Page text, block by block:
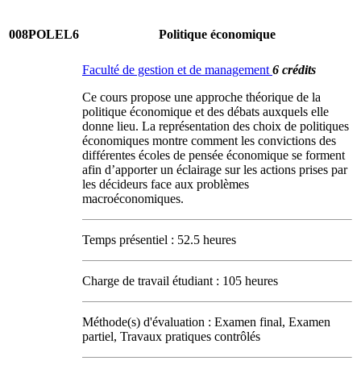
008POLEL6 Politique économique
Faculté de gestion et de management 6 crédits
Ce cours propose une approche théorique de la
politique économique et des débats auxquels elle
donne lieu. La représentation des choix de politiques
économiques montre comment les convictions des
différentes écoles de pensée économique se forment
afin d’apporter un éclairage sur les actions prises par
les décideurs face aux problèmes
macroéconomiques.
Temps présentiel : 52.5 heures
Charge de travail étudiant : 105 heures
Méthode(s) d'évaluation : Examen final, Examen
partiel, Travaux pratiques contrôlés